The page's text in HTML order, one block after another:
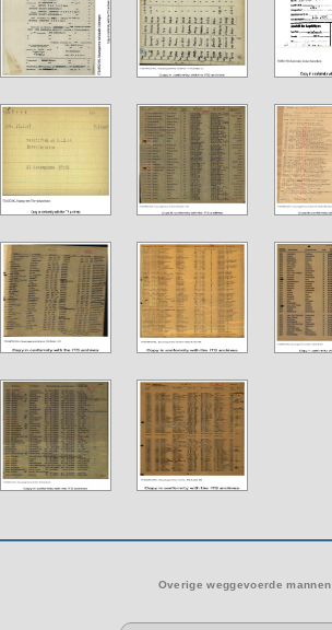
Overige weggevoerde mannen